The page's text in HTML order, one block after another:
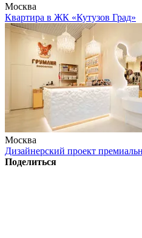
Москва
Квартира в ЖК «Кутузов Град»
Москва
Дизайнерский проект
Поделиться